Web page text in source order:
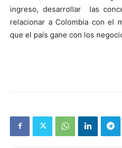
ingreso, desarrollar
las
relacionar a Colombia con el
que el país gane con los